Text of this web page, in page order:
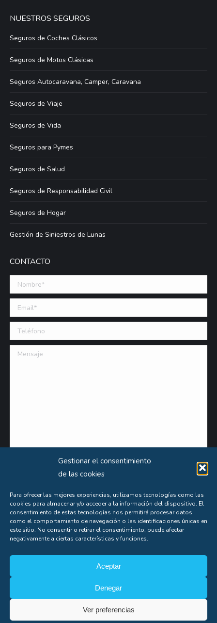
Gestionar el consentimiento
de las cookies
Para ofrecer las mejores experiencias, utilizamos tecnologías como las
cookies para almacenar y/o acceder a la información del dispositivo. El
consentimiento de estas tecnologías nos permitirá procesar datos
como el comportamiento de navegación o las identificaciones únicas en
este sitio. No consentir o retirar el consentimiento, puede afectar
negativamente a ciertas características y funciones.
Aceptar
Denegar
Ver preferencias
NUESTROS SEGUROS
Seguros de Coches Clásicos
Seguros de Motos Clásicas
Seguros Autocaravana, Camper, Caravana
Seguros de Viaje
Seguros de Vida
Seguros para Pymes
Seguros de Salud
Seguros de Responsabilidad Civil
Seguros de Hogar
Gestión de Siniestros de Lunas
CONTACTO
Nombre *
Email (requerido)
Teléfono
Mensaje
consultando nuestraPolítica de Privacidad.
Aceptas nuestrapolítica de privacidad
Soporte
Copyright© Alfonso Fígares |8web